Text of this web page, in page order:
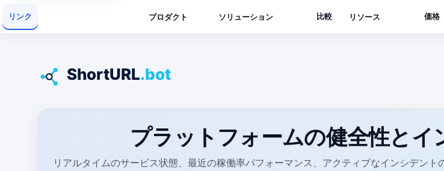
リンク プロダクト ソリューション 比較 リソース 価格
プラットフォームの健全性とイ
リアルタイムのサービス状態、最近の稼働率パフォーマンス、アクティブなインシデント